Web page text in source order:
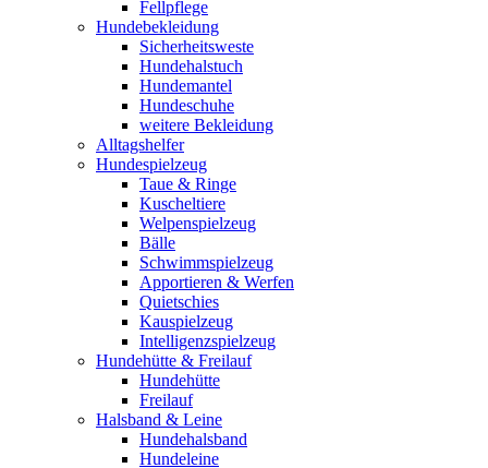
Fellpflege
Hundebekleidung
Sicherheitsweste
Hundehalstuch
Hundemantel
Hundeschuhe
weitere Bekleidung
Alltagshelfer
Hundespielzeug
Taue & Ringe
Kuscheltiere
Welpenspielzeug
Bälle
Schwimmspielzeug
Apportieren & Werfen
Quietschies
Kauspielzeug
Intelligenzspielzeug
Hundehütte & Freilauf
Hundehütte
Freilauf
Halsband & Leine
Hundehalsband
Hundeleine